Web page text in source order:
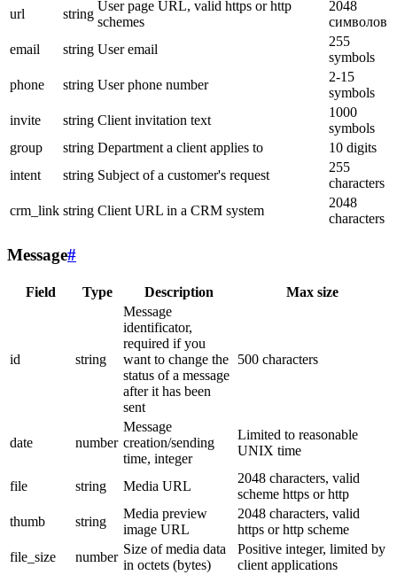
url
string
User page URL, valid https or http
schemes
2048
символов
email
string User email
255
symbols
phone
string User phone number
2-15
symbols
invite
string Client invitation text
1000
symbols
group
string Department a client applies to
10 digits
intent
string Subject of a customer's request
255
characters
crm_link string Client URL in a CRM system
2048
characters
Message#
Field Type Description Max size
id string
Message
identificator,
required if you
want to change the
status of a message
after it has been
sent
500 characters
date number
Message
creation/sending
time, integer
Limited to reasonable
UNIX time
file string Media URL
2048 characters, valid
scheme https or http
thumb
string
Media preview
image URL
2048 characters, valid
https or http scheme
file_size
number
Size of media data
in octets (bytes)
Positive integer, limited by
client applications